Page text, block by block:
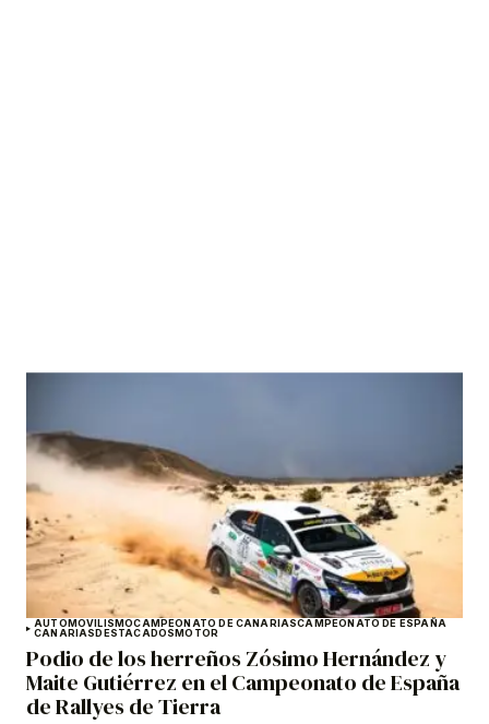
AUTOMOVILISMOCAMPEONATO DE CANARIASCAMPEONATO DE ESPAÑA
CANARIASDESTACADOSMOTOR
Podio de los herreños Zósimo Hernández y
Maite Gutiérrez en el Campeonato de España
de Rallyes de Tierra